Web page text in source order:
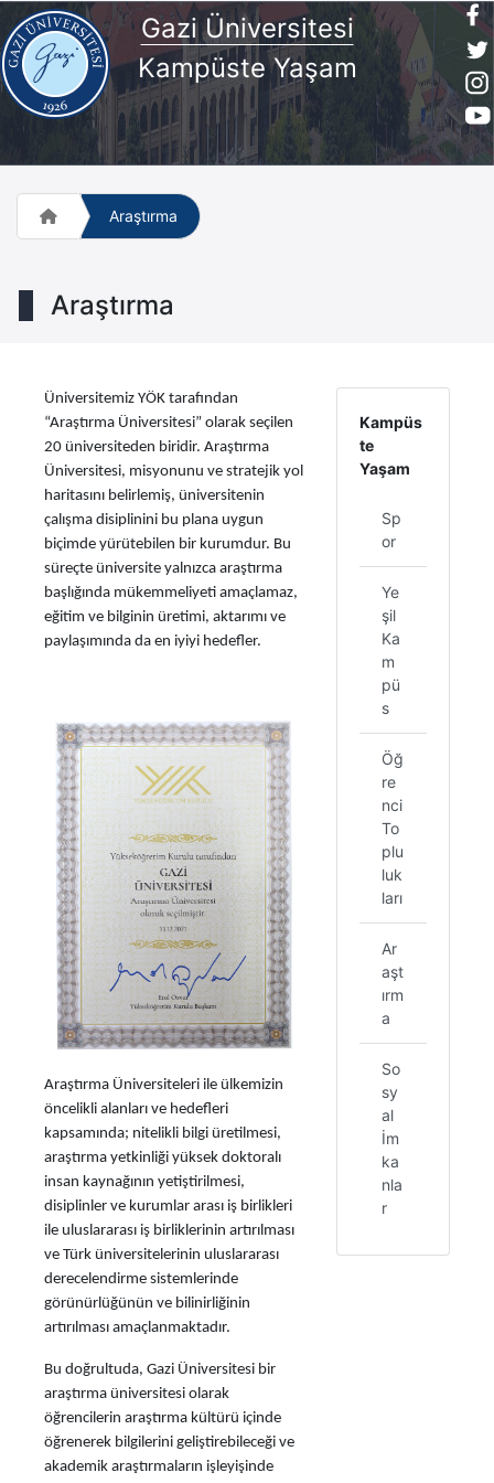
Gazi Üniversitesi
Kampüste Yaşam
Araştırma
Araştırma
Üniversitemiz YÖK tarafından
“Araştırma Üniversitesi” olarak seçilen
20 üniversiteden biridir. Araştırma
Üniversitesi, misyonunu ve stratejik yol
haritasını belirlemiş, üniversitenin
çalışma disiplinini bu plana uygun
biçimde yürütebilen bir kurumdur. Bu
süreçte üniversite yalnızca araştırma
başlığında mükemmeliyeti amaçlamaz,
eğitim ve bilginin üretimi, aktarımı ve
paylaşımında da en iyiyi hedefler.
Araştırma Üniversiteleri ile ülkemizin
öncelikli alanları ve hedefleri
kapsamında; nitelikli bilgi üretilmesi,
araştırma yetkinliği yüksek doktoralı
insan kaynağının yetiştirilmesi,
disiplinler ve kurumlar arası iş birlikleri
ile uluslararası iş birliklerinin artırılması
ve Türk üniversitelerinin uluslararası
derecelendirme sistemlerinde
görünürlüğünün ve bilinirliğinin
artırılması amaçlanmaktadır.
Bu doğrultuda, Gazi Üniversitesi bir
araştırma üniversitesi olarak
öğrencilerin araştırma kültürü içinde
öğrenerek bilgilerini geliştirebileceği ve
akademik araştırmaların işleyişinde
Kampüs
te
Yaşam
Sp
or
Ye
şil
Ka
m
pü
s
Öğ
re
nci
To
plu
luk
ları
Ar
aşt
ırm
a
So
sy
al
İm
ka
nla
r